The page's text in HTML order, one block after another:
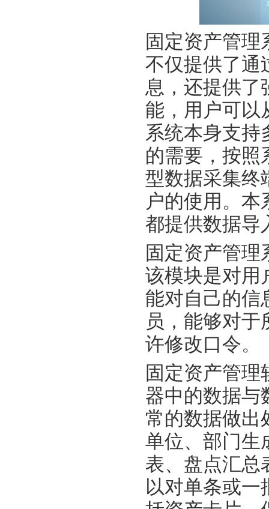
固定资产管
不仅提供了通
息，还提供了
能，用户可以
系统本身支持
的需要，按照
型数据采集终
户的使用。
都提供数据导
固定资产管
该模块是对用
能对自己的信
员，能够对
许修改口令。
固定资产管
器中的数据与
常的数据做出
单位、部门生
表、盘点汇总
以对单条或一